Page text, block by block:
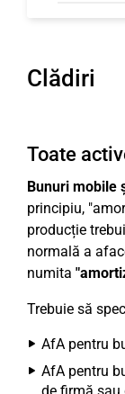
Clădiri
Toate
Bunuri mobile
principiu,
producție
normală a
numita
Trebuie să
AfA pentru
AfA pentru